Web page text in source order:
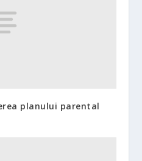
planului parental